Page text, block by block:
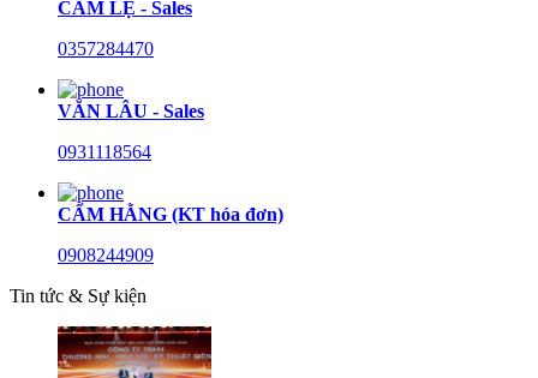
CẨM LỆ - Sales
0357284470
VĂN LÂU - Sales
0931118564
CẨM HẰNG (KT hóa đơn)
0908244909
Tin tức & Sự kiện